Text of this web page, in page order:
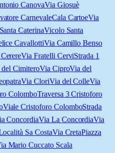
CanovaVia Giosuè
CarnevaleCala CartoeVia
CaterinaVicolo Santa
CavallottiVia Camillo Benso
Via Fratelli CerviStrada 1
del CimiteroVia CiproVia del
Via CloriVia del ColleVia
ColomboTraversa 3 Cristoforo
Viale Cristoforo ColomboStrada
ConcordiaVia La ConcordiaVia
Sa CostaVia CretaPiazza
Mario Cuccato Scala